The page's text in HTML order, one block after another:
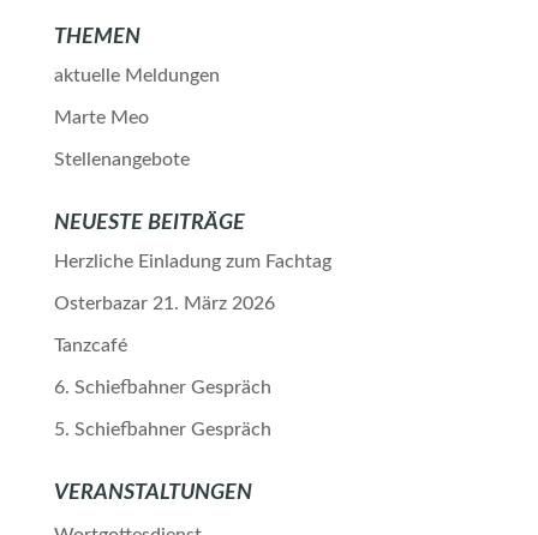
THEMEN
aktuelle Meldungen
Marte Meo
Stellenangebote
NEUESTE BEITRÄGE
Herzliche Einladung zum Fachtag
Osterbazar 21. März 2026
Tanzcafé
6. Schiefbahner Gespräch
5. Schiefbahner Gespräch
VERANSTALTUNGEN